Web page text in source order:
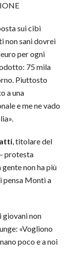
sui cibi
non sani dovrei
per ogni
75 mila
Piuttosto
a una
e me ne vado
, titolare del
– protesta
non ha più
pensa Monti a
giovani non
«Vogliono
poco e a noi